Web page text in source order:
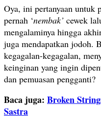
Oya, ini pertanyaan untuk
pernah ‘nembak’ cewek
mengalaminya hingga
juga mendapatkan jodoh.
kegagalan-kegagalan,
keinginan yang ingin
dan pemuasan pengganti?
Baca juga: Broken
Sastra